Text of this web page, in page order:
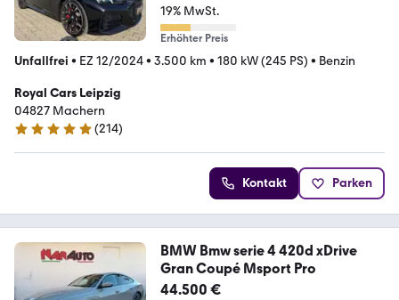
19% MwSt.
Erhöhter Preis
Unfallfrei • EZ 12/2024• 3.500 km • 180 kW (245 PS) • Benzin
Royal Cars Leipzig
04827 Machern
5 Sterne
(214)
Kontakt Parken
BMW Bmw serie 4 420d xDrive
Gran Coupé Msport Pro
44.500 €